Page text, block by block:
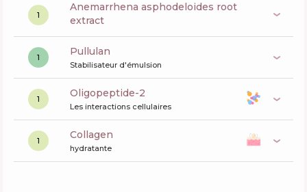
1
anemarrhena asphodeloides root
extract
1 pullulan
Stabilisateur d'émulsion
1 oligopeptide-2
Les interactions cellulaires
1 collagen
hydratante